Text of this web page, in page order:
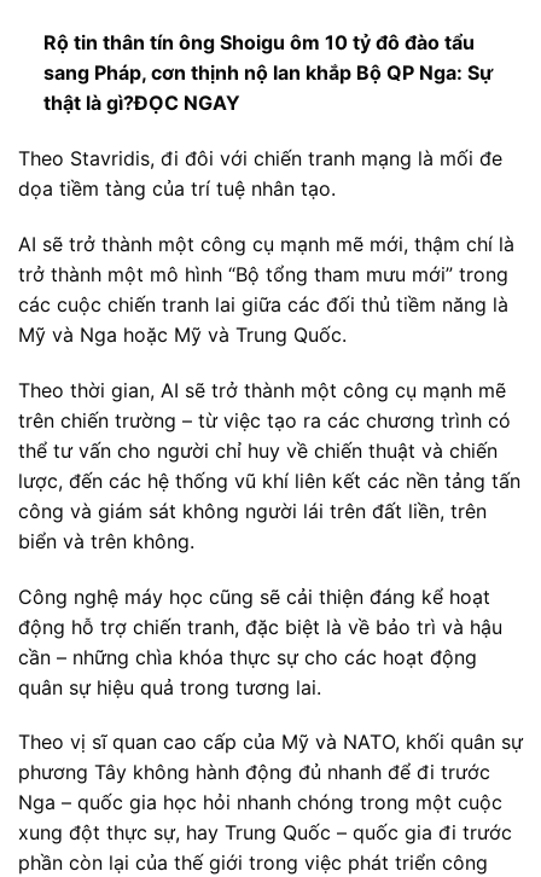
Rộ tin thân tín ông Shoigu ôm 10 tỷ đô đào tẩu
sang Pháp, cơn thịnh nộ lan khắp Bộ QP Nga: Sự
thật là gì?ĐỌC NGAY
Theo Stavridis, đi đôi với chiến tranh mạng là mối đe
dọa tiềm tàng của trí tuệ nhân tạo.
AI sẽ trở thành một công cụ mạnh mẽ mới, thậm chí là
trở thành một mô hình “Bộ tổng tham mưu mới” trong
các cuộc chiến tranh lai giữa các đối thủ tiềm năng là
Mỹ và Nga hoặc Mỹ và Trung Quốc.
Theo thời gian, AI sẽ trở thành một công cụ mạnh mẽ
trên chiến trường – từ việc tạo ra các chương trình có
thể tư vấn cho người chỉ huy về chiến thuật và chiến
lược, đến các hệ thống vũ khí liên kết các nền tảng tấn
công và giám sát không người lái trên đất liền, trên
biển và trên không.
Công nghệ máy học cũng sẽ cải thiện đáng kể hoạt
động hỗ trợ chiến tranh, đặc biệt là về bảo trì và hậu
cần – những chìa khóa thực sự cho các hoạt động
quân sự hiệu quả trong tương lai.
Theo vị sĩ quan cao cấp của Mỹ và NATO, khối quân sự
phương Tây không hành động đủ nhanh để đi trước
Nga – quốc gia học hỏi nhanh chóng trong một cuộc
xung đột thực sự, hay Trung Quốc – quốc gia đi trước
phần còn lại của thế giới trong việc phát triển công